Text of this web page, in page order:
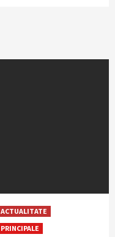
ACTUALITATE
PRINCIPALE